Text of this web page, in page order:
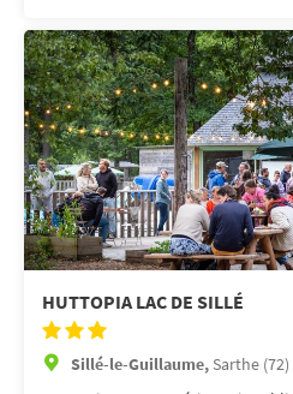
HUTTOPIA LAC DE SILLÉ
Sillé-le-Guillaume, Sarthe (72)